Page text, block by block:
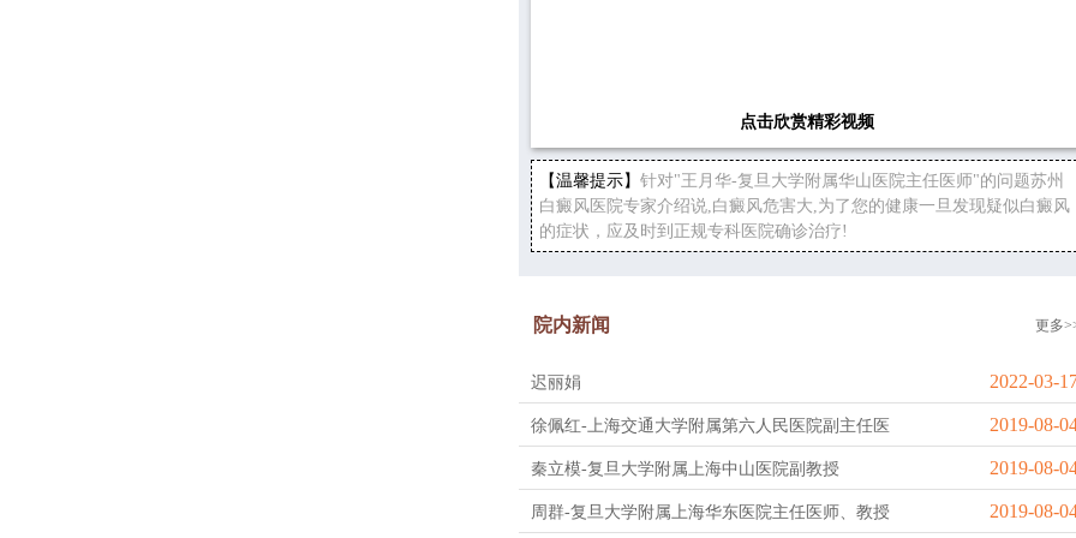
点击欣赏精彩视频
【温馨提示】 针对"王月华-复旦大学附属华山医院主任医师"的问题苏州
白癜风医院专家介绍说,白癜风危害大,为了您的健康一旦发现疑似白癜风
的症状，应及时到正规专科医院确诊治疗!
院内新闻 更多
迟丽娟 2022-03-
徐佩红-上海交通大学附属第六人民医院副主任医 2019-08-
秦立模-复旦大学附属上海中山医院副教授 2019-08-
周群-复旦大学附属上海华东医院主任医师、教授 2019-08-